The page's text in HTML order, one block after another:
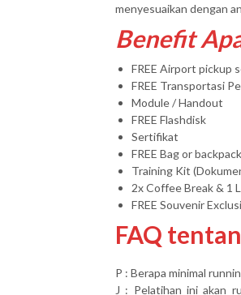
menyesuaikan dengan
Benefit
FREE Airport pickup
FREE Transportasi
Module / Handout
FREE Flashdisk
Sertifikat
FREE Bag or
Training Kit
2x Coffee Break & 1
FREE Souvenir
FAQ
P : Berapa minimal
J : Pelatihan ini akan